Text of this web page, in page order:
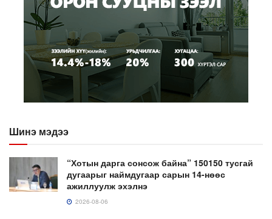
Шинэ мэдээ
“Хотын дарга сонсож байна” 150150 тусгай
дугаарыг наймдугаар сарын 14-нөөс
ажиллуулж эхэлнэ
2026-08-06